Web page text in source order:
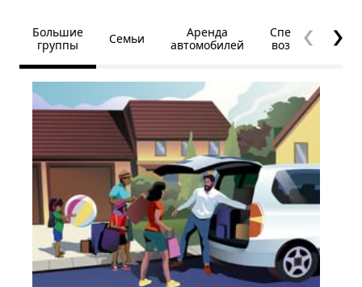
Большие
группы
Семьи
Аренда
автомобилей
Специальные
возможности